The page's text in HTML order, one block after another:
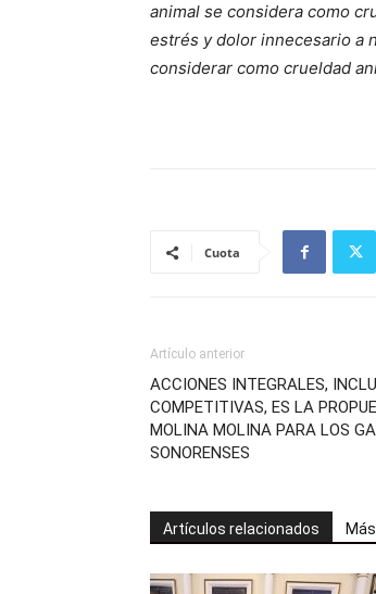
animal se considera como
estrés y dolor innecesario a
considerar como crueldad
Cuota
Artículo anterior
ACCIONES INTEGRALES,
COMPETITIVAS, ES LA
MOLINA MOLINA PARA LOS
SONORENSES
Artículos relacionados